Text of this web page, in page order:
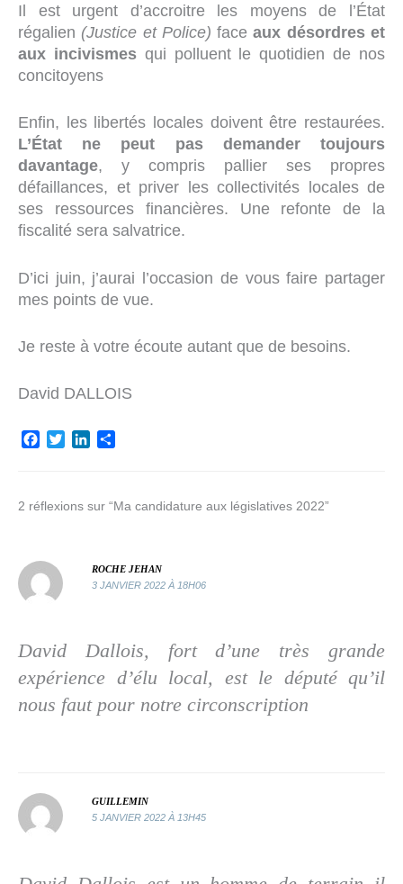
Il est urgent d’accroitre les moyens de l’État
régalien (Justice et Police) faceaux désordres et
aux incivismesqui polluent le quotidien de nos
concitoyens
Enfin, les libertés locales doivent être restaurées.
L’État ne peut pas demander toujours
davantage, y compris pallier ses propres
défaillances, et priver les collectivités locales de
ses ressources financières. Une refonte de la
fiscalité sera salvatrice.
D’ici juin, j’aurai l’occasion de vous faire partager
mes points de vue.
Je reste à votre écoute autant que de besoins.
David DALLOIS
b
k
t
e
n
a
r
2 réflexions sur “Ma candidature aux législatives 2022”
ROCHE JEHAN
3 JANVIER 2022 À 18H06
David Dallois, fort d’une très grande
expérience d’élu local, est le député qu’il
nous faut pour notre circonscription
GUILLEMIN
5 JANVIER 2022 À 13H45